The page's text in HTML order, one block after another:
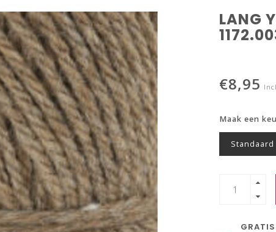
LANG
€8,95
Maak een
Standaard